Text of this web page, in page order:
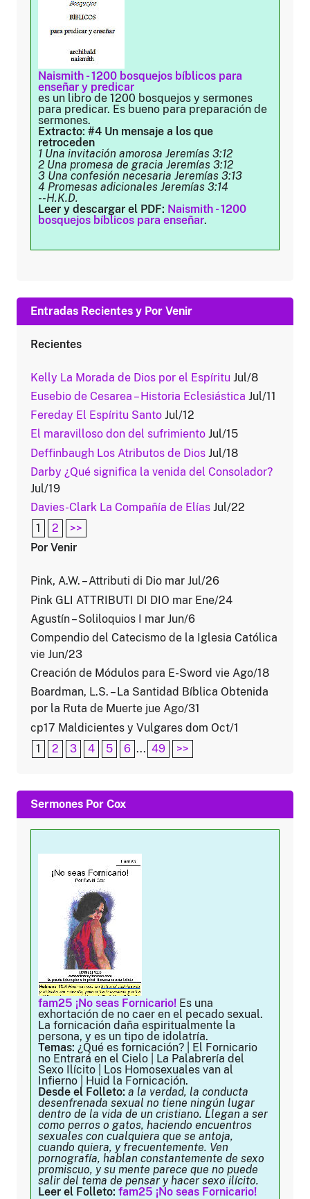
Naismith - 1200 bosquejos bíblicos para
enseñar y predicar
es un libro de 1200 bosquejos y sermones
para predicar. Es bueno para preparación de
sermones.
Extracto: #4 Un mensaje a los que
retroceden
1 Una invitación amorosa Jeremías 3:12
2 Una promesa de gracia Jeremías 3:12
3 Una confesión necesaria Jeremías 3:13
4 Promesas adicionales Jeremías 3:14
--H.K.D.
Leer y descargar el PDF: Naismith - 1200
bosquejos bíblicos para enseñar.
Entradas Recientes y Por Venir
Recientes
Kelly La Morada de Dios por el Espíritu Jul/8
Eusebio de Cesarea – Historia Eclesiástica Jul/11
Fereday El Espíritu Santo Jul/12
El maravilloso don del sufrimiento Jul/15
Deffinbaugh Los Atributos de Dios Jul/18
Darby ¿Qué significa la venida del Consolador?
Jul/19
Davies-Clark La Compañía de Elías Jul/22
1
2
>>
Por Venir
Pink, A.W. – Attributi di Dio mar Jul/26
Pink GLI ATTRIBUTI DI DIO mar Ene/24
Agustín – Soliloquios I mar Jun/6
Compendio del Catecismo de la Iglesia Católica
vie Jun/23
Creación de Módulos para E-Sword vie Ago/18
Boardman, L.S. – La Santidad Bíblica Obtenida
por la Ruta de Muerte jue Ago/31
cp17 Maldicientes y Vulgares dom Oct/1
1
2 3 4 5 6 ... 49 >>
Sermones Por Cox
fam25 ¡No seas Fornicario! Es una
exhortación de no caer en el pecado sexual.
La fornicación daña espiritualmente la
persona, y es un tipo de idolatría.
Temas: ¿Qué es fornicación? | El Fornicario
no Entrará en el Cielo | La Palabrería del
Sexo Ilícito | Los Homosexuales van al
Infierno | Huid la Fornicación.
Desde el Folleto: a la verdad, la conducta
desenfrenada sexual no tiene ningún lugar
dentro de la vida de un cristiano. Llegan a ser
como perros o gatos, haciendo encuentros
sexuales con cualquiera que se antoja,
cuando quiera, y frecuentemente. Ven
pornografía, hablan constantemente de sexo
promiscuo, y su mente parece que no puede
salir del tema de pensar y hacer sexo ilícito.
Leer el Folleto: fam25 ¡No seas Fornicario!